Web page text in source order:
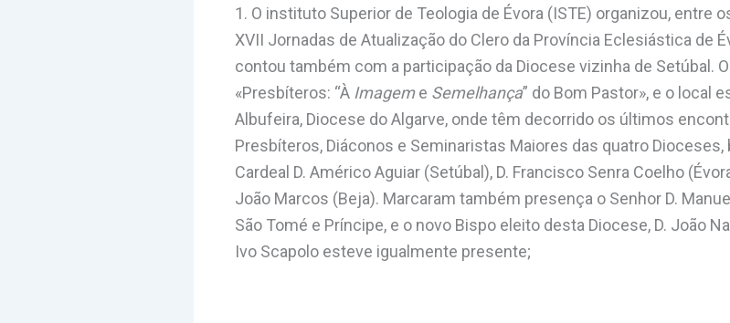
1. O instituto Superior de Teologia de Évora (ISTE) organizou, entre
XVII Jornadas de Atualização do Clero da Província Eclesiástica de
contou também com a participação da Diocese vizinha de Setúbal.
«Presbíteros: “À Imageme Semelhança” do Bom Pastor», e o local
Albufeira, Diocese do Algarve, onde têm decorrido os últimos
Presbíteros, Diáconos e Seminaristas Maiores das quatro
Cardeal D. Américo Aguiar (Setúbal), D. Francisco Senra Coelho
João Marcos (Beja). Marcaram também presença o Senhor D.
São Tomé e Príncipe, e o novo Bispo eleito desta Diocese, D. João
Ivo Scapolo esteve igualmente presente;